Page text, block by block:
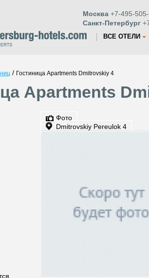
Москва +7-495-
Санкт-Петербург
ВСЕ ОТЕЛИ
/ Гостиница Apartments Dmitrovskiy 4
Apartments
Фото
Dmitrovskiy Pereulok 4